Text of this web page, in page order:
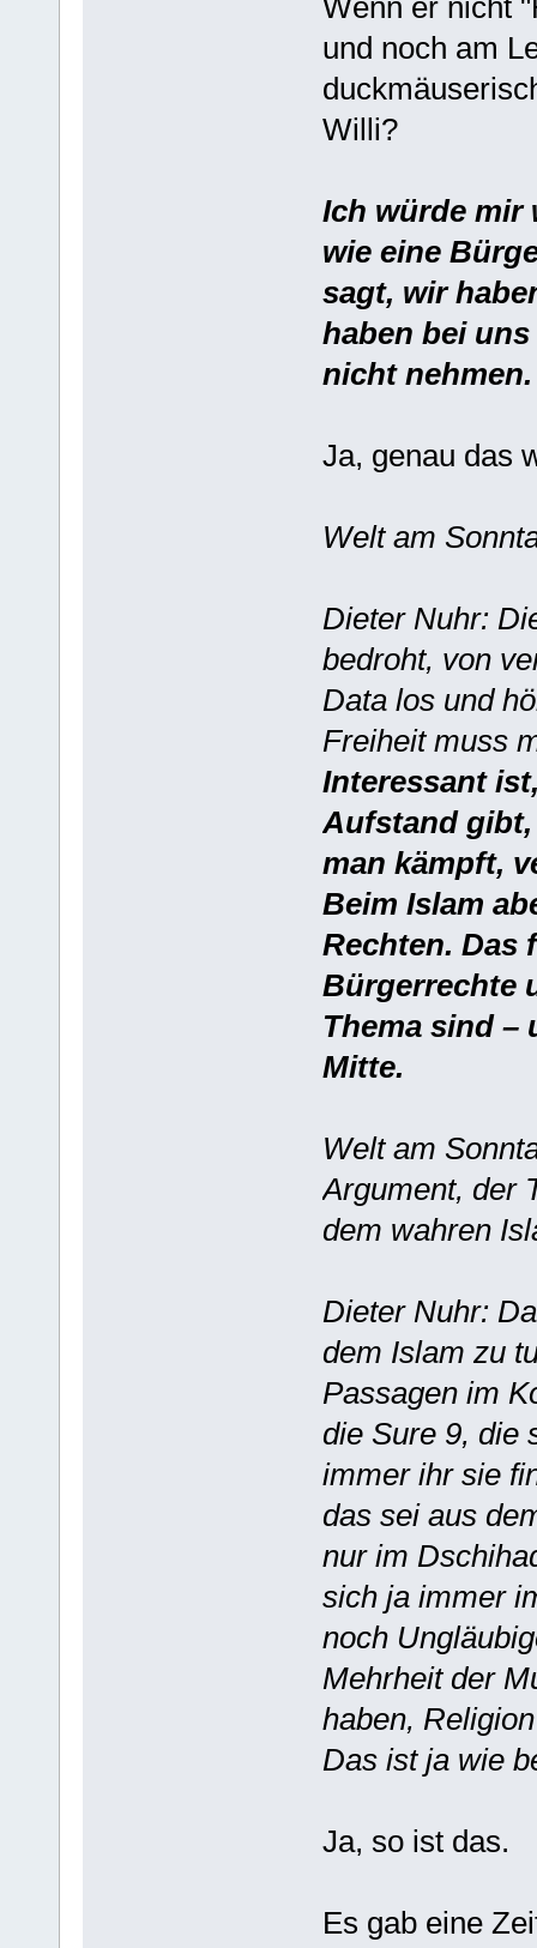
und noch am
Willi?
Ich würde mir
wie eine
sagt, wir
haben bei
nicht nehmen.
Ja, genau das
Welt am
Dieter Nuhr:
bedroht, von
Data los und
Freiheit muss
Interessant
Aufstand gibt,
man kämpft,
Beim Islam
Rechten. Das
Bürgerrechte
Thema sind –
Mitte.
Welt am
Argument, der
dem wahren
Dieter Nuhr:
dem Islam zu
Passagen im
die Sure 9, die
immer ihr sie
das sei aus
nur im
sich ja immer
noch
Mehrheit der
haben,
Das ist ja wie
Ja, so ist das.
Es gab eine